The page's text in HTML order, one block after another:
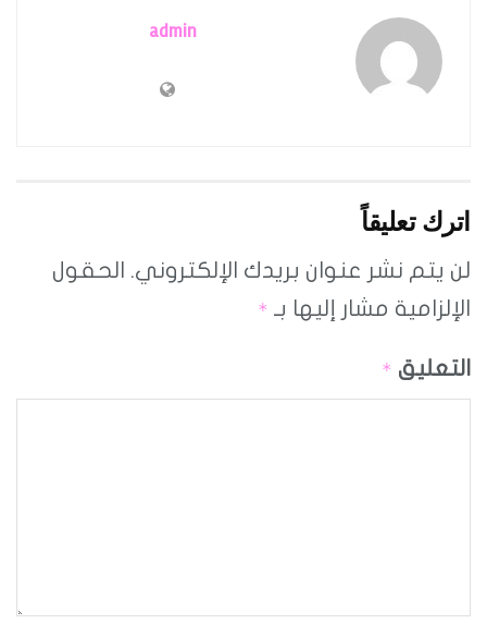
admin
اترك تعليقاً
لن يتم نشر عنوان بريدك الإلكتروني. الحقول
الإلزامية مشار إليها بـ *
التعليق *